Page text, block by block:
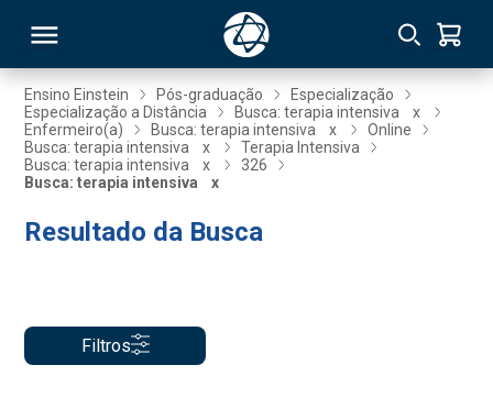
Ensino Einstein Pós-graduação
Especialização
Especialização a Distância
Busca: terapia intensiva
x
Enfermeiro(a)
Busca: terapia intensiva x
Online
Busca: terapia intensiva
x
Terapia Intensiva
Busca: terapia intensiva
x
326
Busca: terapia intensiva
x
Resultado da Busca
Filtros